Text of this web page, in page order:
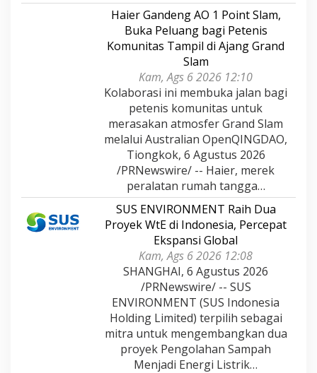
Haier Gandeng AO 1 Point Slam,
Buka Peluang bagi Petenis
Komunitas Tampil di Ajang Grand
Slam
Kam, Ags 6 2026 12:10
Kolaborasi ini membuka jalan bagi
petenis komunitas untuk
merasakan atmosfer Grand Slam
melalui Australian OpenQINGDAO,
Tiongkok, 6 Agustus 2026
/PRNewswire/ -- Haier, merek
peralatan rumah tangga…
SUS ENVIRONMENT Raih Dua
Proyek WtE di Indonesia, Percepat
Ekspansi Global
Kam, Ags 6 2026 12:08
SHANGHAI, 6 Agustus 2026
/PRNewswire/ -- SUS
ENVIRONMENT (SUS Indonesia
Holding Limited) terpilih sebagai
mitra untuk mengembangkan dua
proyek Pengolahan Sampah
Menjadi Energi Listrik…